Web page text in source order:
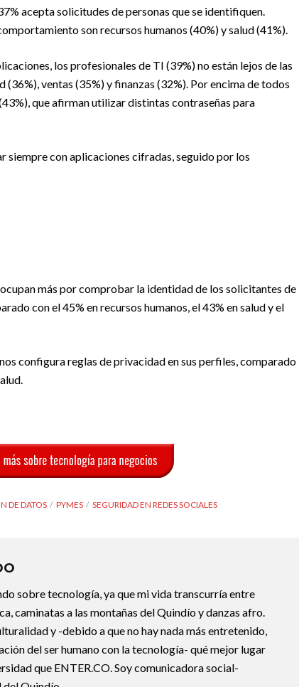
acepta solicitudes de personas que se identifiquen.
son recursos humanos (40%) y salud (41%).
los profesionales de TI (39%) no están lejos de las
(36%), ventas (35%) y finanzas (32%). Por encima de todos
que afirman utilizar distintas contraseñas para
con aplicaciones cifradas, seguido por los
más por comprobar la identidad de los solicitantes de
con el 45% en recursos humanos, el 43% en salud y el
configura reglas de privacidad en sus perfiles, comparado
DE DATOS PYMES SEGURIDAD EN REDES SOCIALES
sobre tecnología, ya que mi vida transcurría entre
caminatas a las montañas del Quindío y danzas afro.
y -debido a que no hay nada más entretenido,
del ser humano con la tecnología- qué mejor lugar
que ENTER.CO. Soy comunicadora social-